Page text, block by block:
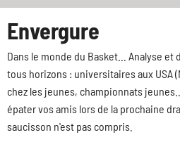
Envergure
Dans le monde du Basket... Analyse
tous horizons : universitaires aux USA
chez les jeunes, championnats
épater vos amis lors de la prochaine
saucisson n'est pas compris.